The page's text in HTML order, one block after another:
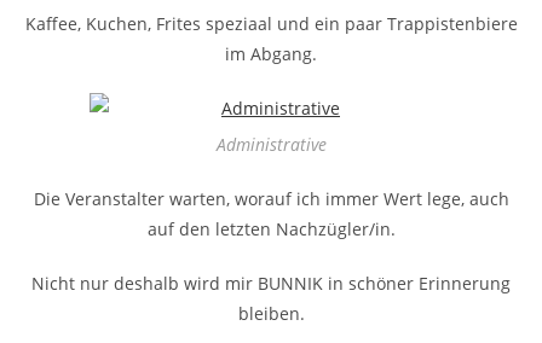
Kaffee, Kuchen, Frites speziaal und ein paar Trappistenbiere
im Abgang.
Administrative
Die Veranstalter warten, worauf ich immer Wert lege, auch
auf den letzten Nachzügler/in.
Nicht nur deshalb wird mir BUNNIK in schöner Erinnerung
bleiben.